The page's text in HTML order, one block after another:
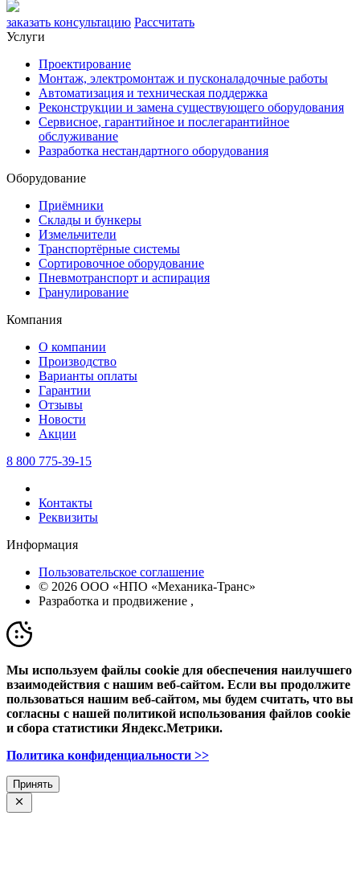
заказать консультацию Рассчитать
Услуги
Проектирование
Монтаж, электромонтаж и пусконаладочные работы
Автоматизация и техническая поддержка
Реконструкции и замена существующего оборудования
Сервисное, гарантийное и послегарантийное
обслуживание
Разработка нестандартного оборудования
Оборудование
Приёмники
Склады и бункеры
Измельчители
Транспортёрные системы
Сортировочное оборудование
Пневмотранспорт и аспирация
Гранулирование
Компания
О компании
Производство
Варианты оплаты
Гарантии
Отзывы
Новости
Акции
8 800 775-39-15
Контакты
Реквизиты
Информация
Пользовательское соглашение
© 2026 ООО «НПО «Механика-Транс»
Разработка и продвижение ,
Мы используем файлы cookie для обеспечения наилучшего
взаимодействия с нашим веб-сайтом. Если вы продолжите
пользоваться нашим веб-сайтом, мы будем считать, что вы
согласны с нашей политикой использования файлов cookie
и сбора статистики Яндекс.Метрики.
Политика конфиденциальности >>
Принять